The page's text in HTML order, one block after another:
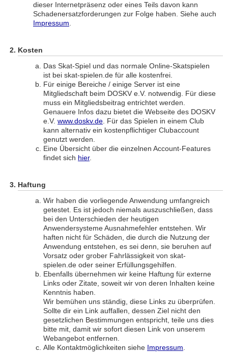
dieser Internetpräsenz oder eines Teils davon kann
Schadenersatzforderungen zur Folge haben. Siehe auch
Impressum
Kosten
Das Skat-Spiel und das normale Online-Skatspielen
ist bei skat-spielen.de für alle kostenfrei.
Für einige Bereiche / einige Server ist eine
Mitgliedschaft beim DOSKV e.V. notwendig. Für diese
muss ein Mitgliedsbeitrag entrichtet werden.
Genauere Infos dazu bietet die Webseite des DOSKV
e.V. www.doskv.de . Für das Spielen in einem Club
kann alternativ ein kostenpflichtiger Clubaccount
genutzt werden.
Eine Übersicht über die einzelnen Account-Features
findet sich hier.
Haftung
Wir haben die vorliegende Anwendung umfangreich
getestet. Es ist jedoch niemals auszuschließen, dass
bei den Unterschieden der heutigen
Anwendersysteme Ausnahmefehler entstehen. Wir
haften nicht für Schäden, die durch die Nutzung der
Anwendung entstehen, es sei denn, sie beruhen auf
Vorsatz oder grober Fahrlässigkeit von skat-
spielen.de oder seiner Erfüllungsgehilfen.
Ebenfalls übernehmen wir keine Haftung für externe
Links oder Zitate, soweit wir von deren Inhalten keine
Kenntnis haben.
Wir bemühen uns ständig, diese Links zu überprüfen.
Sollte dir ein Link auffallen, dessen Ziel nicht den
gesetzlichen Bestimmungen entspricht, teile uns dies
bitte mit, damit wir sofort diesen Link von unserem
Webangebot entfernen.
Alle Kontaktmöglichkeiten siehe Impressum